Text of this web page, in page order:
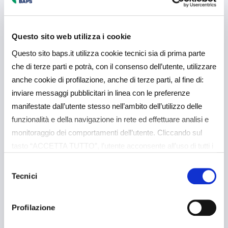
Questo sito web utilizza i cookie
Questo sito baps.it utilizza cookie tecnici sia di prima parte
che di terze parti e potrà, con il consenso dell’utente, utilizzare
anche cookie di profilazione, anche di terze parti, al fine di:
inviare messaggi pubblicitari in linea con le preferenze
manifestate dall’utente stesso nell’ambito dell’utilizzo delle
funzionalità e della navigazione in rete ed effettuare analisi e
monitoraggio dei comportamenti dell’utente. Cliccando sul
analitici. Il consenso è facoltativo e può essere revocato in
qualsiasi momento. Se l’utente desidera gestire le proprie
preferenze può cliccare sul tasto “Dettagli” (accessibile in
ogni momento, cliccando l’icona del lucchetto disponibile in
delTecnici
Profilazione
pagamento della quota capitale e quota
interessi.
Comunicato Stampa
Potrebbe interessarti
anche